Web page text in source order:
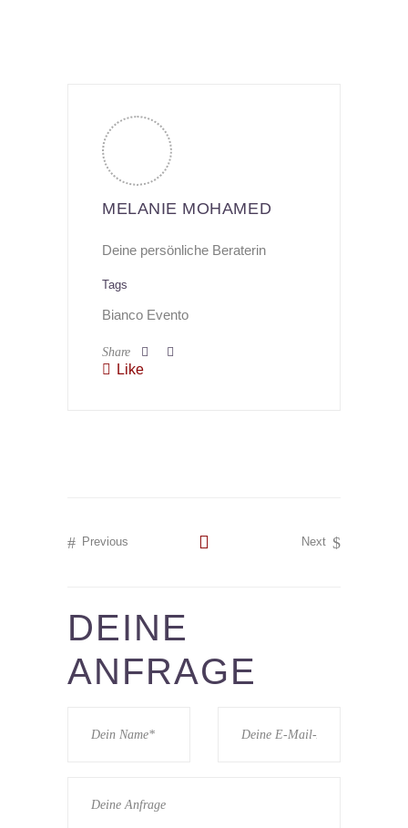
MELANIE MOHAMED
Deine persönliche Beraterin
Tags
Bianco Evento
Share
Like
Previous Next
DEINE
ANFRAGE